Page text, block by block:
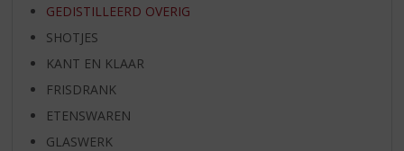
GEDISTILLEERD OVERIG
SHOTJES
KANT EN KLAAR
FRISDRANK
ETENSWAREN
GLASWERK